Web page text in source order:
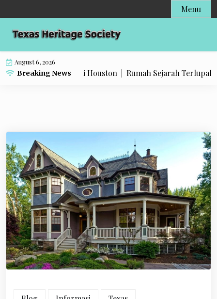
to
content
Menu
August 6, 2026
Breaking News
Era Victoria di Houston |Rumah Sejarah